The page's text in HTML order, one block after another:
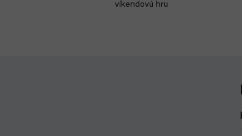
víkendovú hru